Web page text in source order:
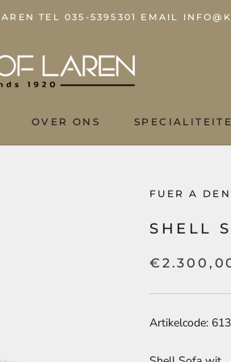
TEL 035-5395301 EMAIL
OVER ONS
FUER A
SHELL
Artikelcode: